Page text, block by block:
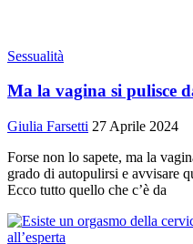
Sessualità
Ma la vagina si pulisce
Giulia Farsetti 27 Aprile 2024
Forse non lo sapete, ma la
grado di autopulirsi e avvisare
Ecco tutto quello che c’è da